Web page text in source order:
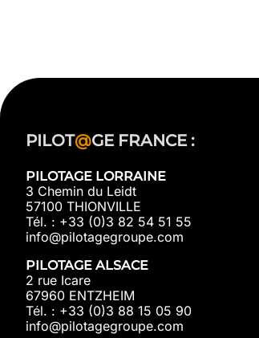
PILOT@GE FRANCE :
PILOTAGE LORRAINE
3 Chemin du Leidt
57100 THIONVILLE
Tél. : +33 (0)3 82 54 51 55
info@pilotagegroupe.com
PILOTAGE ALSACE
2 rue Icare
67960 ENTZHEIM
Tél. : +33 (0)3 88 15 05 90
info@pilotagegroupe.com